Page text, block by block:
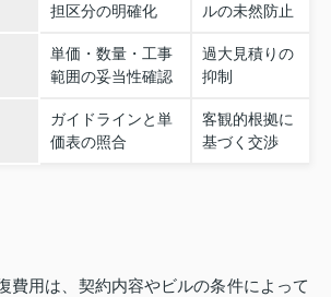
担区分の明確化
ルの未然防止
単価・数量・工事
範囲の妥当性確認
過大見積りの
抑制
ガイドラインと単
価表の照合
客観的根拠に
基づく交渉
費用は、契約内容やビルの条件によって